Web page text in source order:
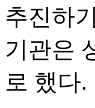
추진하
기관은
로 했다.